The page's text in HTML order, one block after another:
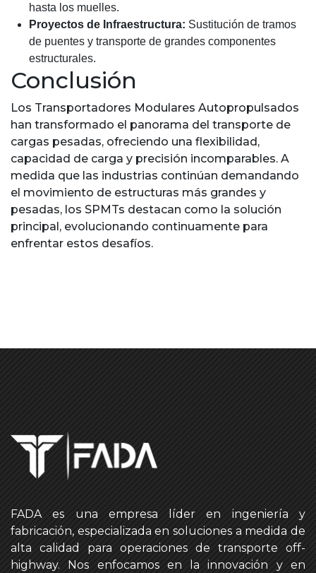
hasta los muelles.
Proyectos de Infraestructura: Sustitución de tramos
de puentes y transporte de grandes componentes
estructurales.
Conclusión
Los Transportadores Modulares Autopropulsados
han transformado el panorama del transporte de
cargas pesadas, ofreciendo una flexibilidad,
capacidad de carga y precisión incomparables. A
medida que las industrias continúan demandando
el movimiento de estructuras más grandes y
pesadas, los SPMTs destacan como la solución
principal, evolucionando continuamente para
enfrentar estos desafíos.
FADA es una empresa líder en ingeniería y
fabricación, especializada en soluciones a medida de
alta calidad para operaciones de transporte off-
highway. Nos enfocamos en la innovación y en